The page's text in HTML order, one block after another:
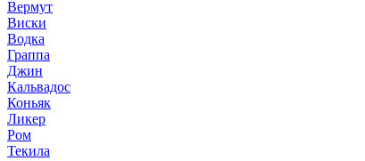
Вермут
Виски
Водка
Граппа
Джин
Кальвадос
Коньяк
Ликер
Ром
Текила